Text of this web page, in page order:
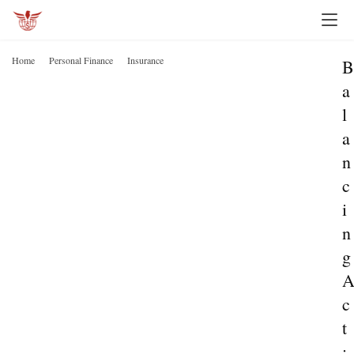
Home Personal Finance Insurance
B
a
l
a
n
c
i
n
g
A
c
t